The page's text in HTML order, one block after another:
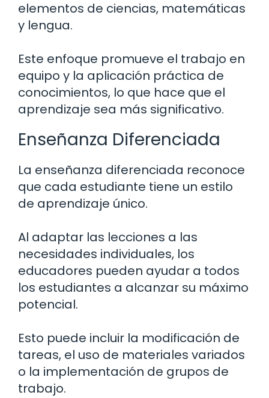
elementos de ciencias, matemáticas
y lengua.
Este enfoque promueve el trabajo en
equipo y la aplicación práctica de
conocimientos, lo que hace que el
aprendizaje sea más significativo.
Enseñanza Diferenciada
La enseñanza diferenciada reconoce
que cada estudiante tiene un estilo
de aprendizaje único.
Al adaptar las lecciones a las
necesidades individuales, los
educadores pueden ayudar a todos
los estudiantes a alcanzar su máximo
potencial.
Esto puede incluir la modificación de
tareas, el uso de materiales variados
o la implementación de grupos de
trabajo.